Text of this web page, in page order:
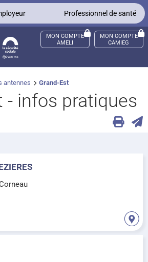
cookies
Professionnel de santé
MON COMPTE
AMELI
MON COMPTE
CAMIEG
antennes Grand-Est
- infos pratiques